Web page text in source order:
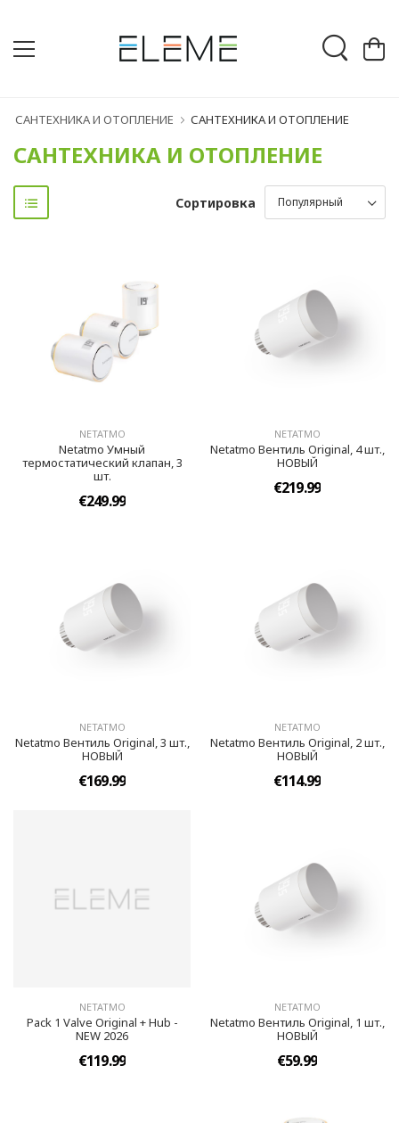
САНТЕХНИКА И ОТОПЛЕНИЕ САНТЕХНИКА И ОТОПЛЕНИЕ
САНТЕХНИКА И ОТОПЛЕНИЕ
Сортировка
NETATMO
Netatmo Умный
термостатический клапан, 3
шт.
€249.99
NETATMO
Netatmo Вентиль Original, 4 шт.,
НОВЫЙ
€219.99
NETATMO
Netatmo Вентиль Original, 3 шт.,
НОВЫЙ
€169.99
NETATMO
Netatmo Вентиль Original, 2 шт.,
НОВЫЙ
€114.99
NETATMO
Pack 1 Valve Original + Hub -
NEW 2026
€119.99
NETATMO
Netatmo Вентиль Original, 1 шт.,
НОВЫЙ
€59.99